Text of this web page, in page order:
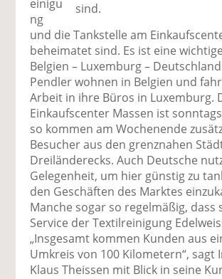
sind.
einigu
ng
und die Tankstelle am
beheimatet sind. Es ist eine
Belgien – Luxemburg –
Pendler wohnen in Belgien und
Arbeit in ihre Büros in Luxemburg.
Einkaufscenter Massen ist
so kommen am Wochenende
Besucher aus den grenznahen
Dreiländerecks. Auch Deutsche
Gelegenheit, um hier günstig zu
den Geschäften des Marktes
Manche sogar so regelmäßig, dass
Service der Textilreinigung
„Insgesamt kommen Kunden aus
Umkreis von 100 Kilometern“, sagt
Klaus Theissen mit Blick in seine